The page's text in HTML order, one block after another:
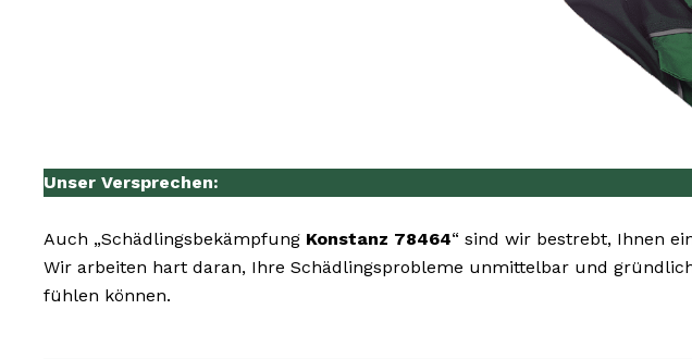
Unser Versprechen:
Auch „Schädlingsbekämpfung Konstanz 78464“ sind wir bestrebt, Ihnen
Wir arbeiten hart daran, Ihre Schädlingsprobleme unmittelbar und
fühlen können.